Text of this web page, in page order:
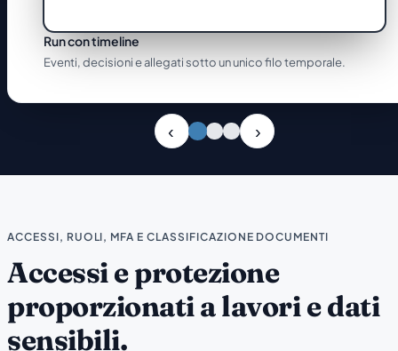
Run con timeline
Eventi, decisioni e allegati sotto un unico filo temporale.
ACCESSI, RUOLI, MFA E CLASSIFICAZIONE DOCUMENTI
Accessi e protezione
proporzionati a lavori e dati
sensibili.